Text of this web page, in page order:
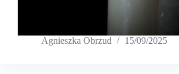
Agnieszka Obrzud 15/09/2025